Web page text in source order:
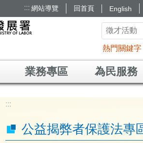
::: 網站導覽 回首頁 English
熱門關鍵字
業務專區 為民服務
:::
公益揭弊者保護法專